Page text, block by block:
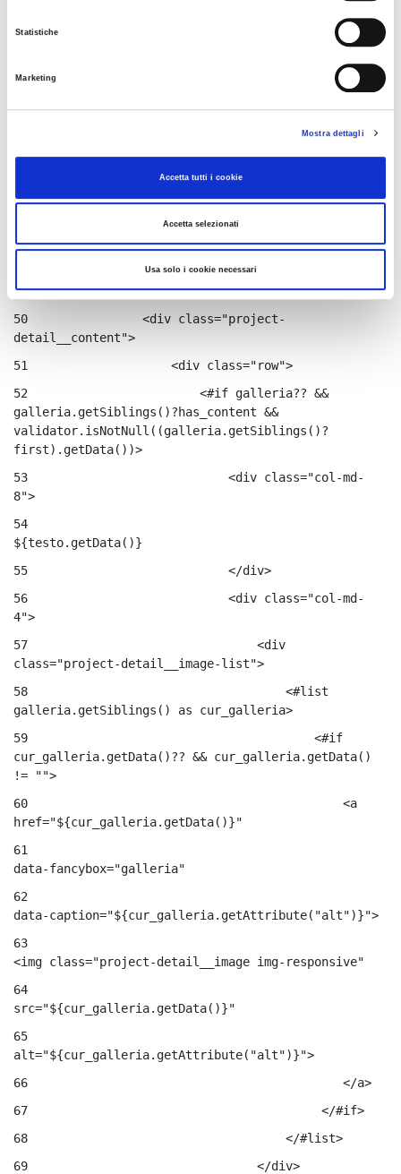
Statistiche
Marketing
Mostra dettagli
Accetta tutti i cookie
Accetta selezionati
Usa solo i cookie necessari
42
            </#if>
            <div class="project-detail__title-
wrapper">
44
                <div class="project-detail__title
45
                    ${titolo.getData()}
48
            </div>
            <div class="project-detail__main-
content">
50
                <div class="project-
detail__content">
51
                    <div class="row">
52
                        <#if galleria?? &&
galleria.getSiblings()?has_content &&
validator.isNotNull((galleria.getSiblings()?
first).getData())>
53
                            <div class="col-md-
8">
54
${testo.getData()}
55
                            </div>
56
                            <div class="col-md-
4">
57
                                <div
class="project-detail__image-list">
58
                                    <#list
galleria.getSiblings() as cur_galleria>
59
                                        <#if
cur_galleria.getData()?? && cur_galleria.getData()
!= "">
60
                                            <a
href="${cur_galleria.getData()}"
61
data-fancybox="galleria"
62
data-caption="${cur_galleria.getAttribute("alt")}">
63
<img class="project-detail__image img-responsive"
64
src="${cur_galleria.getData()}"
65
alt="${cur_galleria.getAttribute("alt")}">
66
                                            </a>
67
                                         </#if>
68
                                    </#list>
69
                                </div>